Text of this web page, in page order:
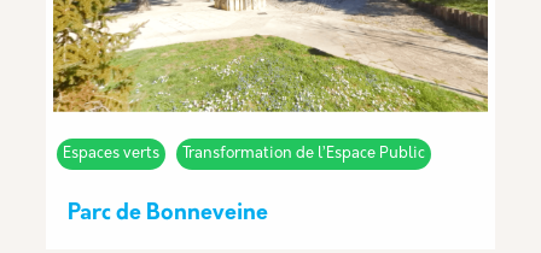
Espaces verts Transformation de l’Espace Public
Parc de Bonneveine